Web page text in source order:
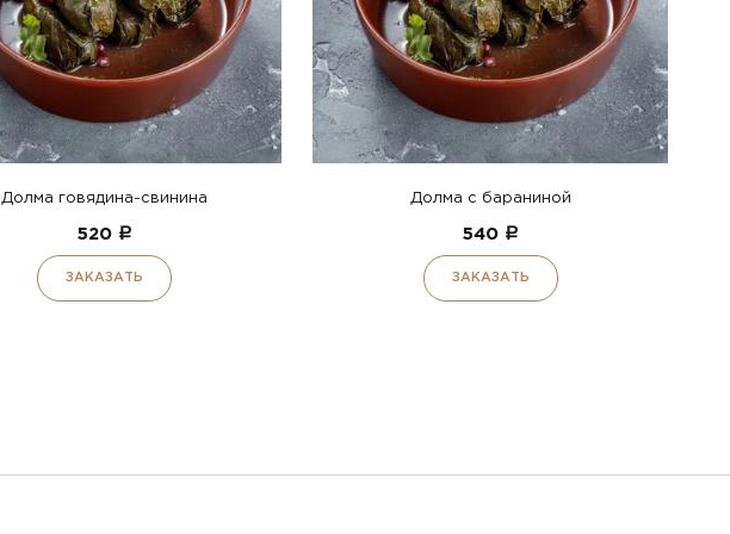
Долма говядина-свинина
520 a
ЗАКАЗАТЬ
Долма с бараниной
540 a
ЗАКАЗАТЬ